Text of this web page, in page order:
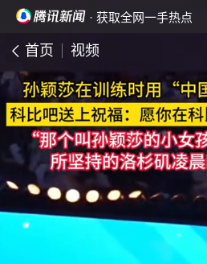
· 获取全网一手热点
首页 视频